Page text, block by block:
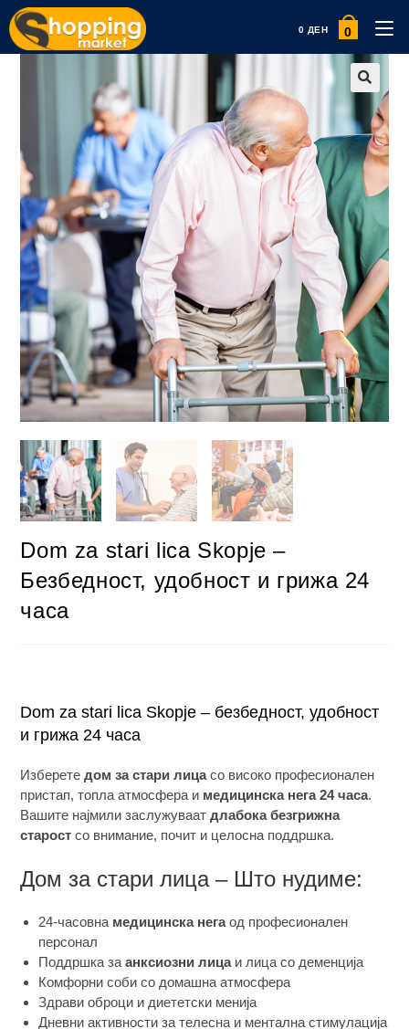
0 ДЕН 0
Dom za stari lica Skopje –
Безбедност, удобност и грижа 24
часа
Dom za stari lica Skopje – безбедност, удобност
и грижа 24 часа
Изберетедом за стари лицасо високо професионален
пристап, топла атмосфера и медицинска нега 24 часа.
Вашите најмили заслужуваатдлабока безгрижна
старост со внимание, почит и целосна поддршка.
Дом за стари лица – Што нудиме:
24-часовна медицинска негаод професионален
персонал
Поддршка заанксиозни лицаи лица со деменција
Комфорни соби со домашна атмосфера
Здрави оброци и диететски менија
Дневни активности за телесна и ментална стимулација